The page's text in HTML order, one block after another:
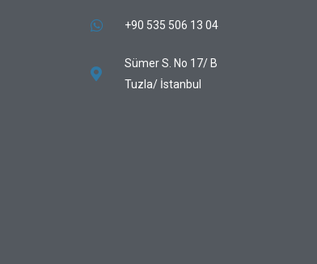
+90 535 506 13 04
Sümer S. No 17/ B
Tuzla/ İstanbul